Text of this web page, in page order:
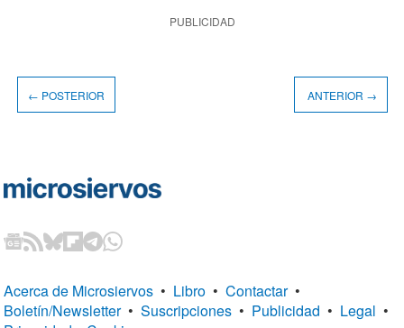
PUBLICIDAD
← POSTERIOR ANTERIOR →
Acerca de Microsiervos • Libro • Contactar •
Boletín/Newsletter • Suscripciones • Publicidad • Legal •